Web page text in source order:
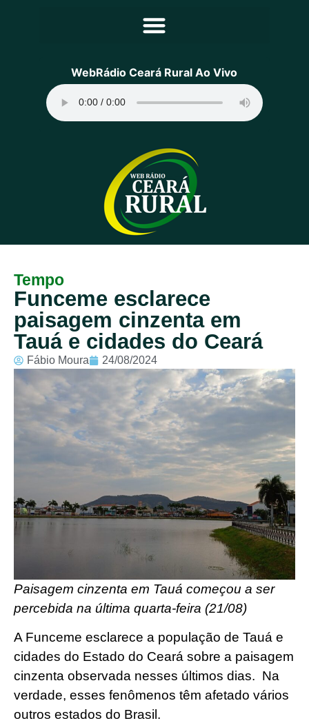
Principal
Programação
Equipe
Contato
Sobre
WebRádio Ceará Rural Ao Vivo
Tempo
Funceme esclarece
paisagem cinzenta em
Tauá e cidades do Ceará
Fábio Moura 24/08/2024
Paisagem cinzenta em Tauá começou a ser
percebida na última quarta-feira (21/08)
A Funceme esclarece a população de Tauá e
cidades do Estado do Ceará sobre a paisagem
cinzenta observada nesses últimos dias. Na
verdade, esses fenômenos têm afetado vários
outros estados do Brasil.